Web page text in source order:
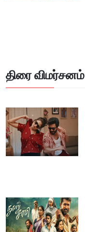
திரை விமர்சனம்